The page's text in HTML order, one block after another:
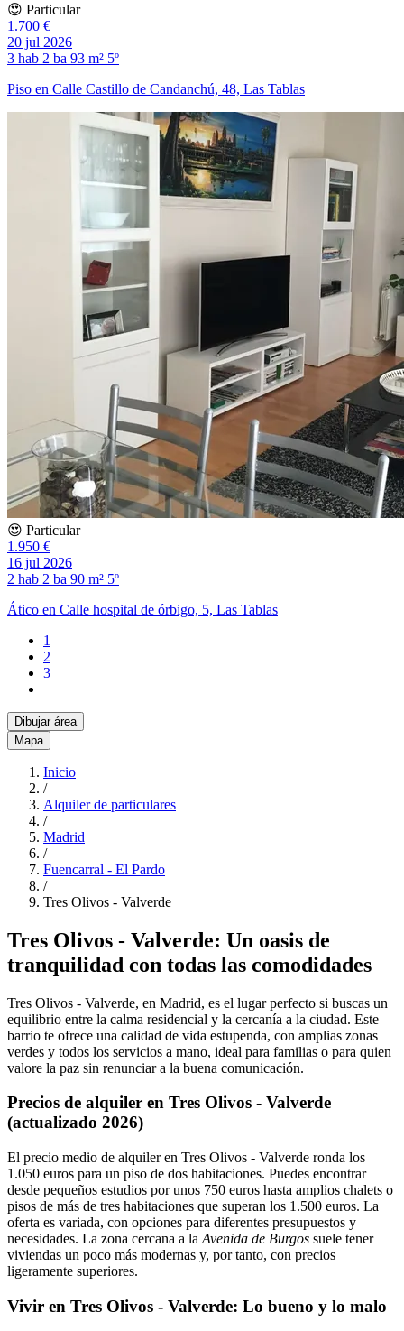
😍 Particular
1.700 €
20 jul 2026
3 hab 2 ba 93 m² 5º
Piso en Calle Castillo de Candanchú, 48, Las Tablas
😍 Particular
1.950 €
16 jul 2026
2 hab 2 ba 90 m² 5º
Ático en Calle hospital de órbigo, 5, Las Tablas
1
2
3
Dibujar área
Mapa
Inicio
/
Alquiler de particulares
/
Madrid
/
Fuencarral - El Pardo
/
Tres Olivos - Valverde
Tres Olivos - Valverde: Un oasis de
tranquilidad con todas las comodidades
Tres Olivos - Valverde, en Madrid, es el lugar perfecto si buscas un
equilibrio entre la calma residencial y la cercanía a la ciudad. Este
barrio te ofrece una calidad de vida estupenda, con amplias zonas
verdes y todos los servicios a mano, ideal para familias o para quien
valore la paz sin renunciar a la buena comunicación.
Precios de alquiler en Tres Olivos - Valverde
(actualizado 2026)
El precio medio de alquiler en Tres Olivos - Valverde ronda los
1.050 euros para un piso de dos habitaciones. Puedes encontrar
desde pequeños estudios por unos 750 euros hasta amplios chalets o
pisos de más de tres habitaciones que superan los 1.500 euros. La
oferta es variada, con opciones para diferentes presupuestos y
necesidades. La zona cercana a la Avenida de Burgos suele tener
viviendas un poco más modernas y, por tanto, con precios
ligeramente superiores.
Vivir en Tres Olivos - Valverde: Lo bueno y lo malo